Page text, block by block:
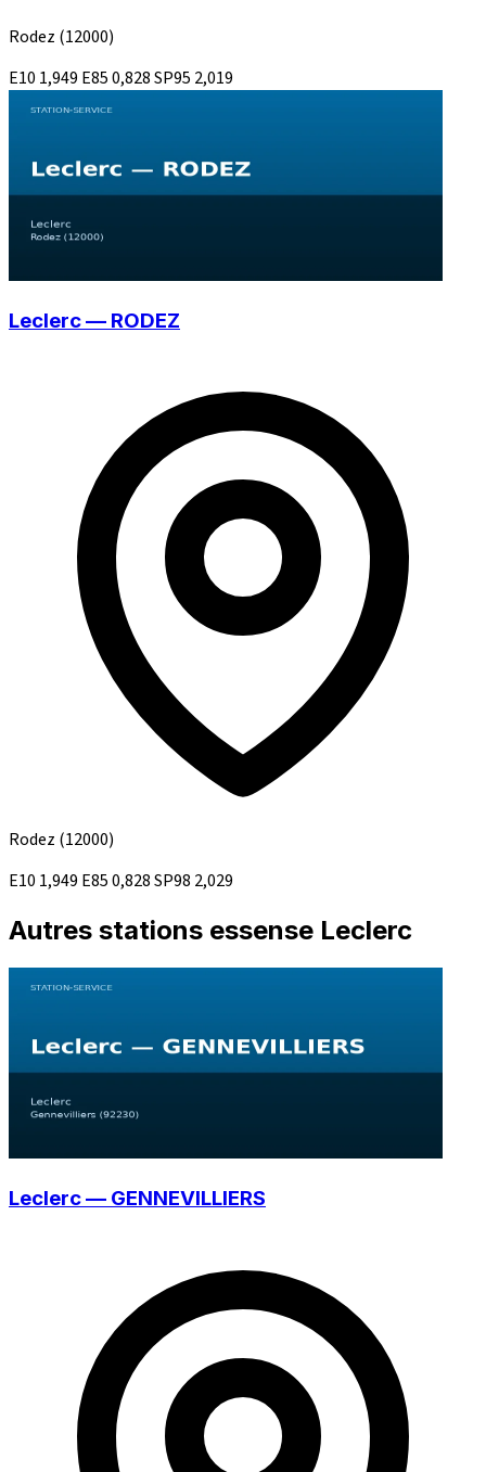
Rodez (12000)
E10 1,949 E850,828SP95 2,019
Leclerc — RODEZ
Rodez (12000)
E10 1,949 E850,828SP98 2,029
Autres stations essense Leclerc
Leclerc — GENNEVILLIERS